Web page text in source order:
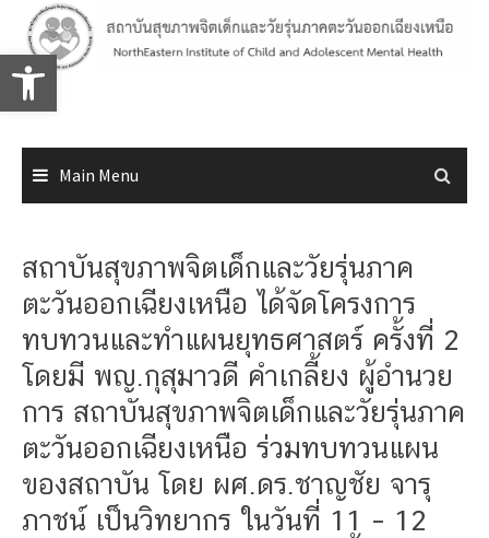
Open toolbar
content
Main Menu
สถาบันสุขภาพจิตเด็กและวัยรุ่นภาค
ตะวันออกเฉียงเหนือ ได้จัดโครงการ
ทบทวนและทำแผนยุทธศาสตร์ ครั้งที่ 2
โดยมี พญ.กุสุมาวดี คำเกลี้ยง ผู้อำนวย
การ สถาบันสุขภาพจิตเด็กและวัยรุ่นภาค
ตะวันออกเฉียงเหนือ ร่วมทบทวนแผน
ของสถาบัน โดย ผศ.ดร.ชาญชัย จารุ
ภาชน์ เป็นวิทยากร ในวันที่ 11 – 12